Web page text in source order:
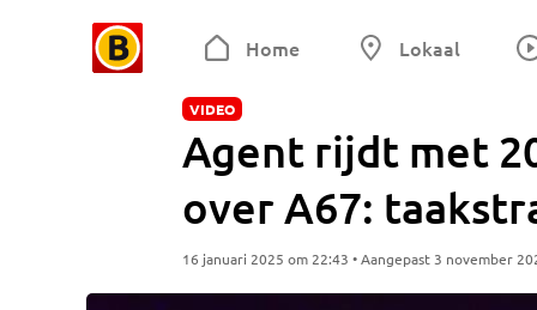
Home Lokaal
VIDEO
Agent rijdt met
over A67:
16 januari 2025 om 22:43 • Aangepast 3 november